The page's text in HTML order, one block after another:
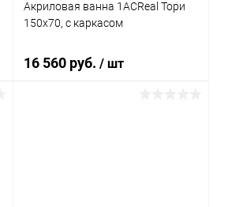
Акриловая ванна 1ACReal Тори
150x70, с каркасом
16 560 руб./ шт